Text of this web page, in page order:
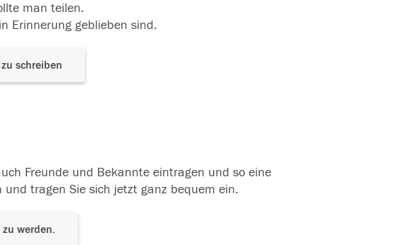
man teilen.
Erinnerung geblieben sind.
schreiben
Freunde und Bekannte eintragen und so eine
tragen Sie sich jetzt ganz bequem ein.
werden.